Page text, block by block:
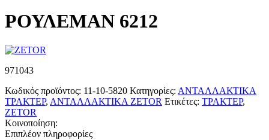
ΡΟΥΛΕΜΑΝ 6212
971043
Κωδικός προϊόντος: 11-10-5820 Κατηγορίες: ΑΝΤΑΛΛΑΚΤΙΚΑ
ΤΡΑΚΤΕΡ, ΑΝΤΑΛΛΑΚΤΙΚΑ ZETOR Ετικέτες: ΤΡΑΚΤΕΡ,
ZETOR
Κοινοποίηση:
Επιπλέον πληροφορίες